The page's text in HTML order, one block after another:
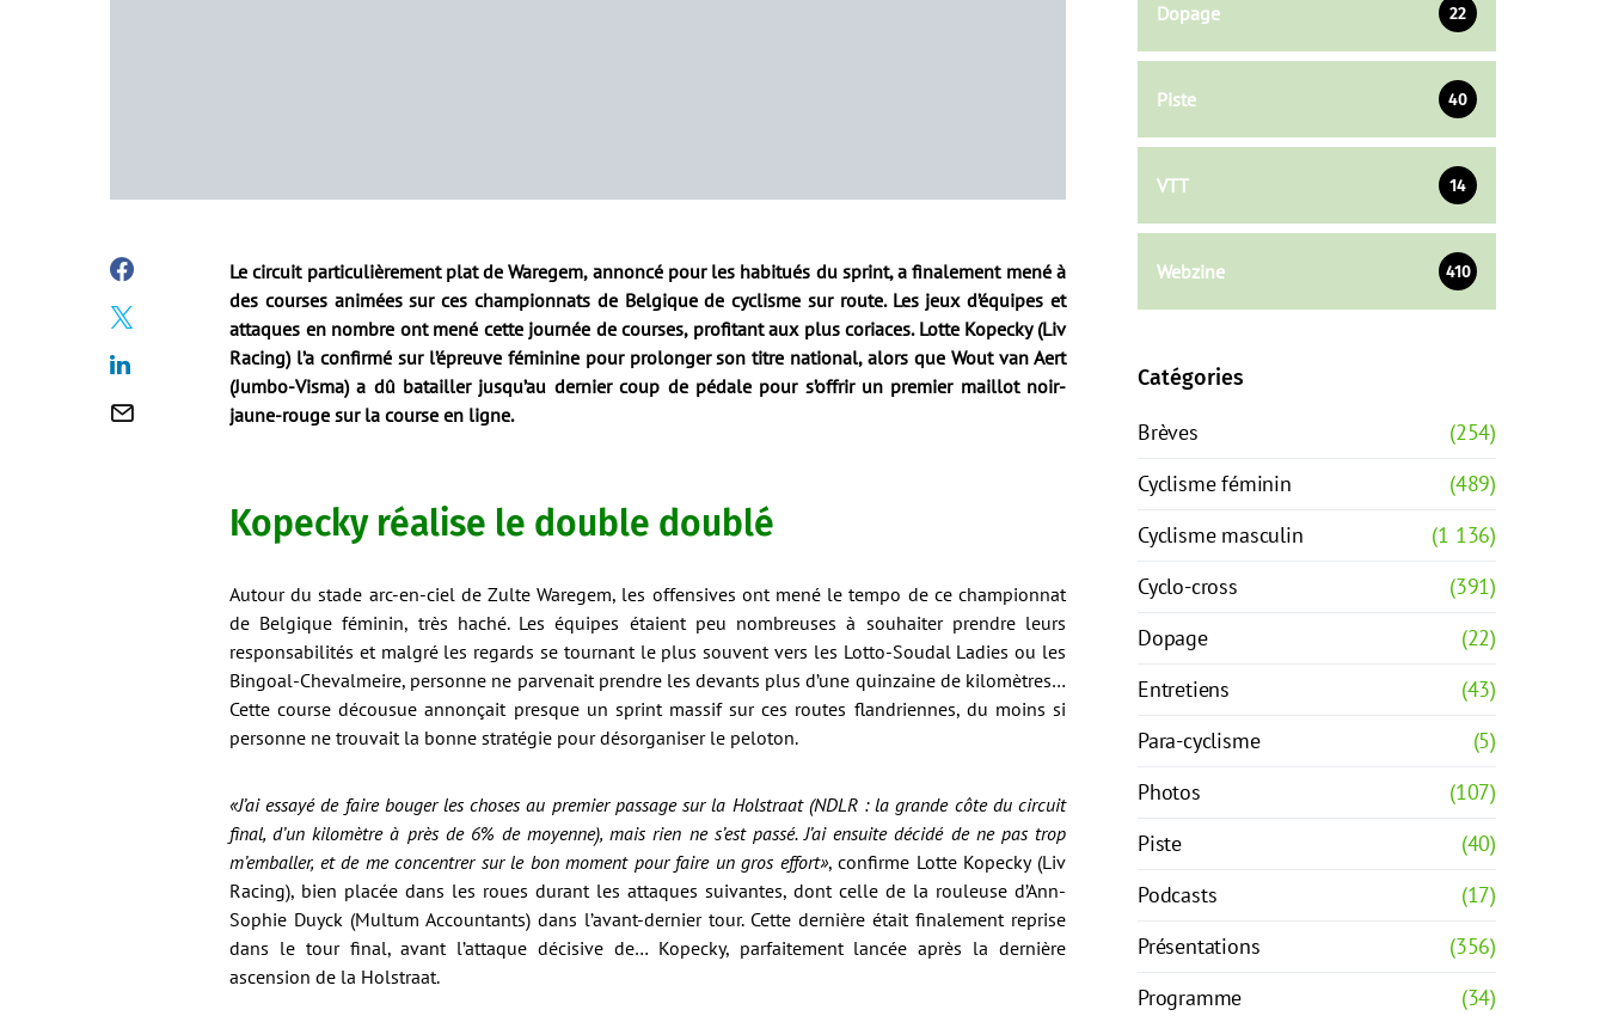
Le circuit particulièrement plat de Waregem, annoncé pour les habitués du sprint, a finalement mené à
des courses animées sur ces championnats de Belgique de cyclisme sur route. Les jeux d’équipes et
attaques en nombre ont mené cette journée de courses, profitant aux plus coriaces. Lotte Kopecky (Liv
Racing) l’a confirmé sur l’épreuve féminine pour prolonger son titre national, alors que Wout van Aert
(Jumbo-Visma) a dû batailler jusqu’au dernier coup de pédale pour s’offrir un premier maillot noir-
jaune-rouge sur la course en ligne.
Kopecky réalise le double doublé
Autour du stade arc-en-ciel de Zulte Waregem, les offensives ont mené le tempo de ce championnat
de Belgique féminin, très haché. Les équipes étaient peu nombreuses à souhaiter prendre leurs
responsabilités et malgré les regards se tournant le plus souvent vers les Lotto-Soudal Ladies ou les
Bingoal-Chevalmeire, personne ne parvenait prendre les devants plus d’une quinzaine de kilomètres…
Cette course décousue annonçait presque un sprint massif sur ces routes flandriennes, du moins si
personne ne trouvait la bonne stratégie pour désorganiser le peloton.
«J’ai essayé de faire bouger les choses au premier passage sur la Holstraat (NDLR : la grande côte du circuit
final, d’un kilomètre à près de 6% de moyenne), mais rien ne s’est passé. J’ai ensuite décidé de ne pas trop
m’emballer, et de me concentrer sur le bon moment pour faire un gros effort», confirme Lotte Kopecky (Liv
Racing), bien placée dans les roues durant les attaques suivantes, dont celle de la rouleuse d’Ann-
Sophie Duyck (Multum Accountants) dans l’avant-dernier tour. Cette dernière était finalement reprise
dans le tour final, avant l’attaque décisive de… Kopecky, parfaitement lancée après la dernière
ascension de la Holstraat.
Dopage 22
Piste 40
VTT 14
Webzine 410
Catégories
Brèves
(254)
Cyclisme féminin
(489)
Cyclisme masculin
(1 136)
Cyclo-cross
(391)
Dopage
(22)
Entretiens
(43)
Para-cyclisme
(5)
Photos
(107)
Piste
(40)
Podcasts
(17)
Présentations
(356)
Programme
(34)